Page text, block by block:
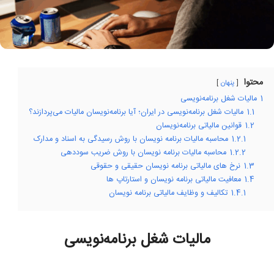
محتوا پنهان
1 مالیات شغل برنامه‌نویسی
1.1 مالیات شغل برنامه‌نویسی در ایران؛ آیا برنامه‌نویسان مالیات می‌پردازند؟
1.2 قوانین مالیاتی برنامه‌نویسان
1.2.1 محاسبه مالیات برنامه نویسان با روش رسیدگی به اسناد و مدارک
1.2.2 محاسبه مالیات برنامه نویسان با روش ضریب سوددهی
1.3 نرخ های مالیاتی برنامه نویسان حقیقی و حقوقی
1.4 معافیت مالیاتی برنامه نویسان و استارتاپ ها
1.4.1 تکالیف و وظایف مالیاتی برنامه نویسان
مالیات شغل برنامه‌نویسی